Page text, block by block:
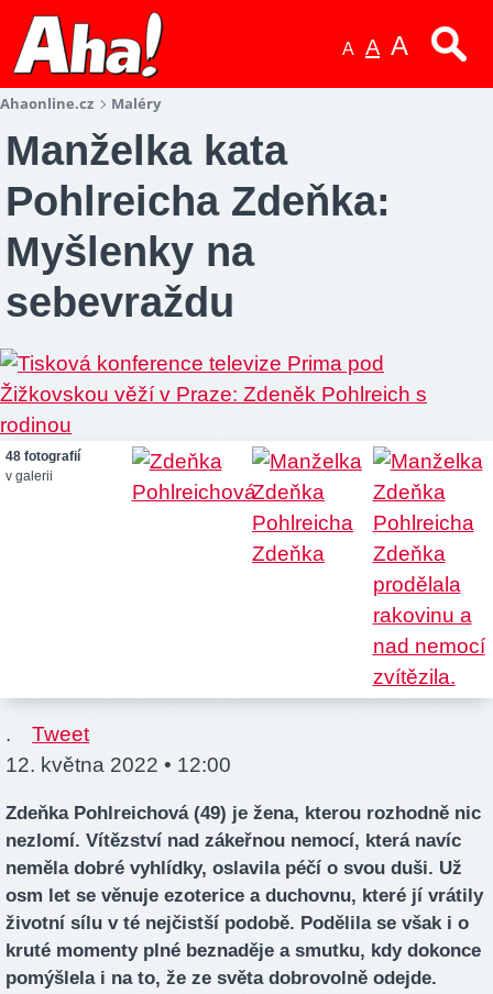
A A A
Ahaonline.cz Maléry
Manželka kata
Pohlreicha Zdeňka:
Myšlenky na
sebevraždu
48 fotografií
v galerii
.
Tweet
12. května 2022 • 12:00
Zdeňka Pohlreichová (49) je žena, kterou rozhodně nic
nezlomí. Vítězství nad zákeřnou nemocí, která navíc
neměla dobré vyhlídky, oslavila péčí o svou duši. Už
osm let se věnuje ezoterice a duchovnu, které jí vrátily
životní sílu v té nejčistší podobě. Podělila se však i o
kruté momenty plné beznaděje a smutku, kdy dokonce
pomýšlela i na to, že ze světa dobrovolně odejde.